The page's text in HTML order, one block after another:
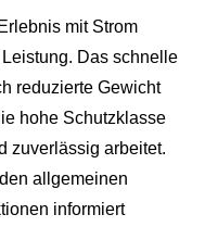
mit Strom
Das schnelle
reduzierte Gewicht
hohe Schutzklasse
zuverlässig arbeitet.
allgemeinen
informiert